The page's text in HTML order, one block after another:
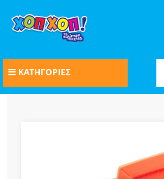
ΚΑΤΗΓΟΡΙΕΣ